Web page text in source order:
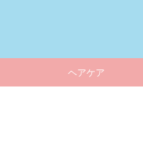
ヘアケア